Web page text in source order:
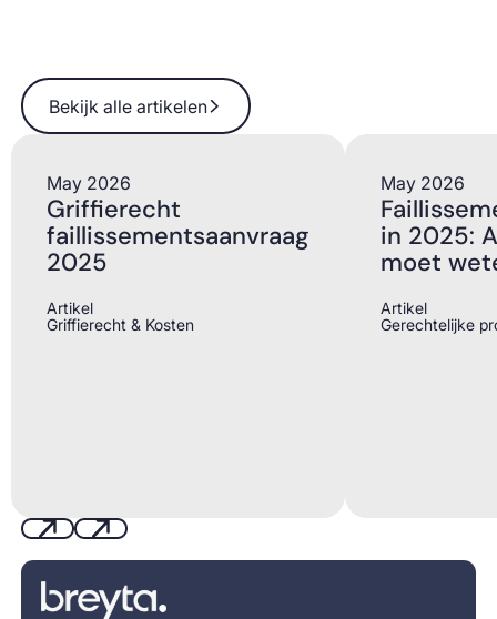
Bekijk alle artikelen
Bekijk alle artikelen
May 2026
Griffierecht
faillissementsaanvraag
2025
Artikel
Griffierecht & Kosten
May 2026
in 2025:
moet
Artikel
Gerechtelijke
PreviousNext
Footer